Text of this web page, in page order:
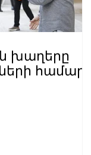
խաղերը
համար